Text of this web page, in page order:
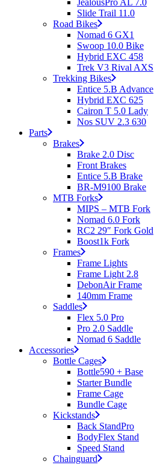
Slide Trail 11.0
Road Bikes
Nomad 6 GX1
Swoop 10.0 Bike
Hybrid EXC 458
Trek V3 Rival AXS
Trekking Bikes
Entice 5.B Advance
Hybrid EXC 625
Cairon T 5.0 Lady
Nos SUV 2.3 630
Parts
Brakes
Brake 2.0 Disc
Front Brakes
Entice 5.B Brake
BR-M9100 Brake
MTB Forks
MIPS – MTB Fork
Nomad 6.0 Fork
RC2 29″ Fork Gold
Boost1k Fork
Frames
Frame Lights
Frame Light 2.8
DebonAir Frame
140mm Frame
Saddles
Flex 5.0 Pro
Pro 2.0 Saddle
Nomad 6 Saddle
Accessories
Bottle Cages
Bottle590 + Base
Starter Bundle
Frame Cage
Bundle Cage
Kickstands
Back StandPro
BodyFlex Stand
Speed Stand
Chainguard